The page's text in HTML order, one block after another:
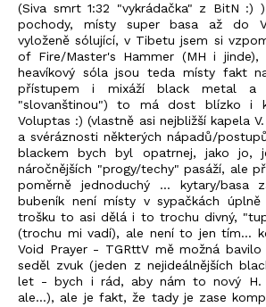
(Siva smrt 1:32 "vykrádačka" z BitN :)
pochody, místy super basa až do
vyloženě sólující, v Tibetu jsem si
of Fire/Master's Hammer (MH i
heavíkový sóla jsou teda místy fakt
přístupem i mixáží black metal a
"slovanštinou") to má dost blízko i
Voluptas :) (vlastně asi nejbližší kapela
a svéráznosti některých nápadů/
blackem bych byl opatrnej, jako jo,
náročnějších "progy/techy" pasáží, ale
poměrně jednoduchý ... kytary/basa
bubeník není místy v sypačkách úplně
trošku to asi dělá i to trochu divný,
(trochu mi vadí), ale není to jen tím...
Void Prayer - TGRttV mě možná
seděl zvuk (jeden z nejideálnějších
let - bych i rád, aby nám to nový H.
ale...), ale je fakt, že tady je zase